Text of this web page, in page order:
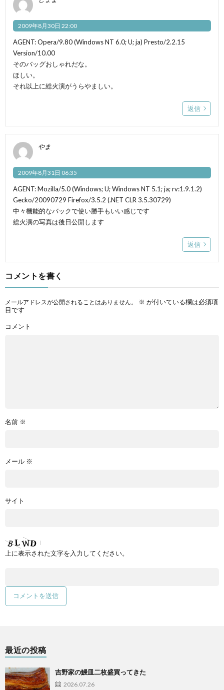
2009年8月30日 22:00
AGENT: Opera/9.80 (Windows NT 6.0; U; ja) Presto/2.2.15
Version/10.00
そのバッグおしゃれだな。
ほしい。
それ以上に総火演がうらやましい。
返信
やま
2009年8月31日 06:35
AGENT: Mozilla/5.0 (Windows; U; Windows NT 5.1; ja; rv:1.9.1.2)
Gecko/20090729 Firefox/3.5.2 (.NET CLR 3.5.30729)
中々機能的なバックで使い勝手もいい感じです
総火演の写真は後日公開します
返信
コメントを書く
メールアドレスが公開されることはありません。 ※ が付いている欄は必須項
目です
コメント
名前 ※
メール ※
サイト
上に表示された文字を入力してください。
最近の投稿
吉野家の鰻皿二枚盛買ってきた
2026.07.26